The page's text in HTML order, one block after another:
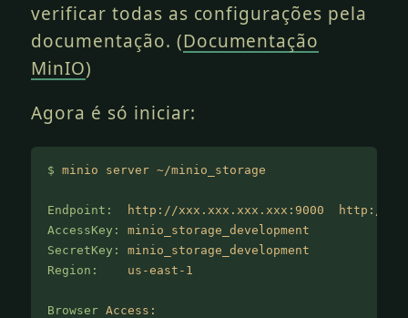
verificar todas as configurações pela
documentação. (Documentação
MinIO)
Agora é só iniciar:
$ minio server ~/minio_storage
Endpoint:
http://xxx.xxx.xxx.xxx:9000  http://
AccessKey:
minio_storage_development
SecretKey:
minio_storage_development
Region:
    us-east-1
Browser Access: